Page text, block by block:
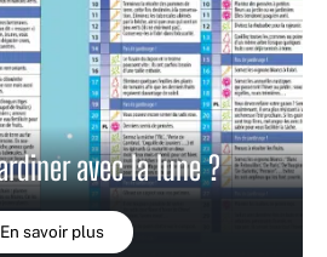
avec la lune ?
En savoir plus